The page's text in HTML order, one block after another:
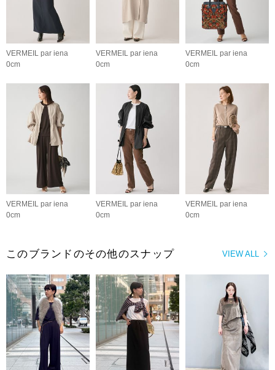
VERMEIL par iena
0cm
VERMEIL par iena
0cm
VERMEIL par iena
0cm
VERMEIL par iena
0cm
VERMEIL par iena
0cm
VERMEIL par iena
0cm
VIEW ALL
このブランドのその他のスナップ